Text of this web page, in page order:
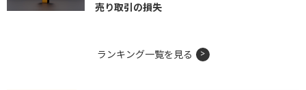
売り取引の損失
ランキング一覧を見る